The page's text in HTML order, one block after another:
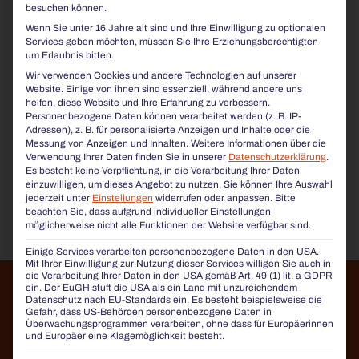
COMFONY-BELATTUNGAUS
THERMO-PET
Auswahl von 8 verschiedenen Farben für die Belattung
der Comfony-Serie.
Die Einzellatten bestehen aus einem Aluminiumprofil mit einer
Thermo-PET-Ummantelung in folgenden Farben:
SIE INTERESSIEREN SICH FÜR
WEITERE FARBEN?
besuchen können.
Wenn Sie unter 16 Jahre alt sind und Ihre Einwilligung zu optionalen
Services geben möchten, müssen Sie Ihre Erziehungsberechtigten
um Erlaubnis bitten.
Wir verwenden Cookies und andere Technologien auf unserer
Website. Einige von ihnen sind essenziell, während andere uns
helfen, diese Website und Ihre Erfahrung zu verbessern.
Personenbezogene Daten können verarbeitet werden (z. B. IP-
Adressen), z. B. für personalisierte Anzeigen und Inhalte oder die
Messung von Anzeigen und Inhalten. Weitere Informationen über die
Verwendung Ihrer Daten finden Sie in unserer Datenschutzerklärung.
Es besteht keine Verpflichtung, in die Verarbeitung Ihrer Daten
einzuwilligen, um dieses Angebot zu nutzen. Sie können Ihre Auswahl
jederzeit unter Einstellungen widerrufen oder anpassen. Bitte
beachten Sie, dass aufgrund individueller Einstellungen
möglicherweise nicht alle Funktionen der Website verfügbar sind.
Einige Services verarbeiten personenbezogene Daten in den USA.
Mit Ihrer Einwilligung zur Nutzung dieser Services willigen Sie auch in
die Verarbeitung Ihrer Daten in den USA gemäß Art. 49 (1) lit. a GDPR
ein. Der EuGH stuft die USA als ein Land mit unzureichendem
Datenschutz nach EU-Standards ein. Es besteht beispielsweise die
Gefahr, dass US-Behörden personenbezogene Daten in
Überwachungsprogrammen verarbeiten, ohne dass für Europäerinnen
und Europäer eine Klagemöglichkeit besteht.